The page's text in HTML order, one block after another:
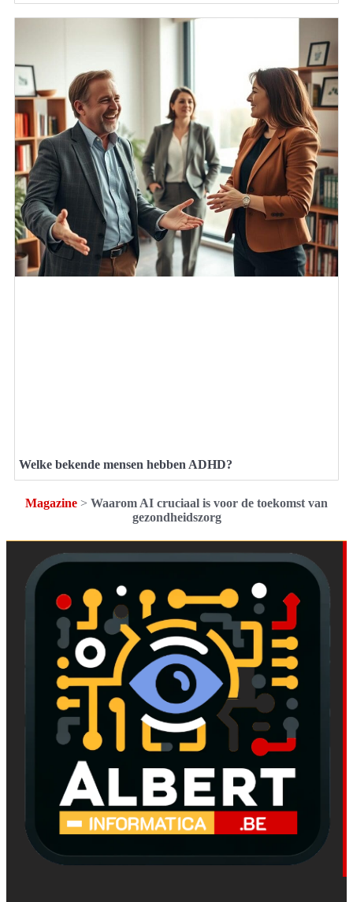
Welke bekende mensen hebben ADHD?
Magazine > Waarom AI cruciaal is voor de toekomst van
gezondheidszorg